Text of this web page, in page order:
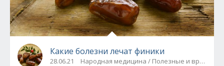
Какие болезни лечат финики
28.06.21 Народная медицина / Полезные и вредные